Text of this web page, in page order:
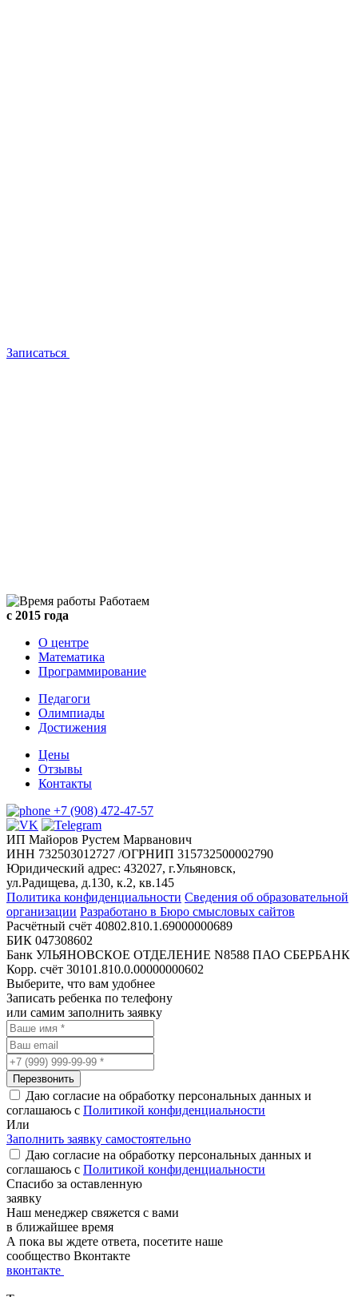
Записаться
Работаем
с 2015 года
О центре
Математика
Программирование
Педагоги
Олимпиады
Достижения
Цены
Отзывы
Контакты
+7 (908) 472-47-57
ИП Майоров Рустем Марванович
ИНН 732503012727 /ОГРНИП 315732500002790
Юридический адрес: 432027, г.Ульяновск,
ул.Радищева, д.130, к.2, кв.145
Политика конфиденциальности Сведения об образовательной
организации Разработано в Бюро смысловых сайтов
Расчётный счёт 40802.810.1.69000000689
БИК 047308602
Банк УЛЬЯНОВСКОЕ ОТДЕЛЕНИЕ N8588 ПАО СБЕРБАНК
Корр. счёт 30101.810.0.00000000602
Выберите, что вам удобнее
Записать ребенка по телефону
или самим заполнить заявку
Даю согласие на обработку персональных данных и
соглашаюсь с Политикой конфиденциальности
Или
Заполнить заявку самостоятельно
Даю согласие на обработку персональных данных и
соглашаюсь с Политикой конфиденциальности
Спасибо за оставленную
заявку
Наш менеджер свяжется с вами
в ближайшее время
А пока вы ждете ответа, посетите наше
сообщество Вконтакте
вконтакте